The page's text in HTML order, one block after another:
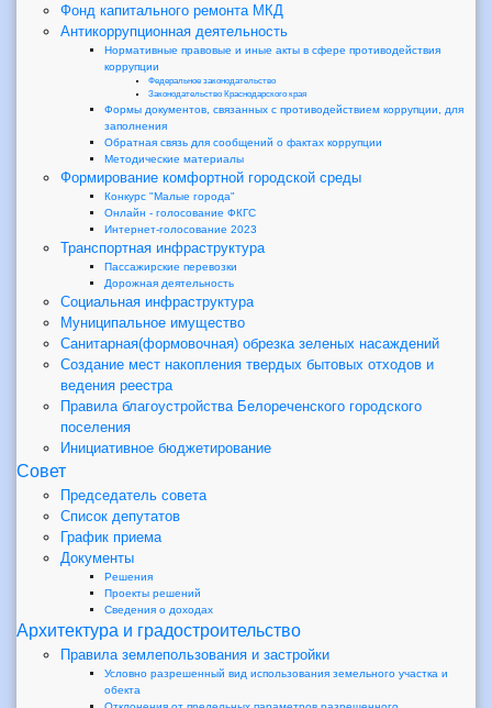
Фонд капитального ремонта МКД
Антикоррупционная деятельность
Нормативные правовые и иные акты в сфере противодействия
коррупции
Федеральное законодательство
Законодательство Краснодарского края
Формы документов, связанных с противодействием коррупции, для
заполнения
Обратная связь для сообщений о фактах коррупции
Методические материалы
Формирование комфортной городской среды
Конкурс "Малые города"
Онлайн - голосование ФКГС
Интернет-голосование 2023
Транспортная инфраструктура
Пассажирские перевозки
Дорожная деятельность
Социальная инфраструктура
Муниципальное имущество
Санитарная(формовочная) обрезка зеленых насаждений
Создание мест накопления твердых бытовых отходов и
ведения реестра
Правила благоустройства Белореченского городского
поселения
Инициативное бюджетирование
Совет
Председатель совета
Список депутатов
График приема
Документы
Решения
Проекты решений
Сведения о доходах
Архитектура и градостроительство
Правила землепользования и застройки
Условно разрешенный вид использования земельного участка и
обекта